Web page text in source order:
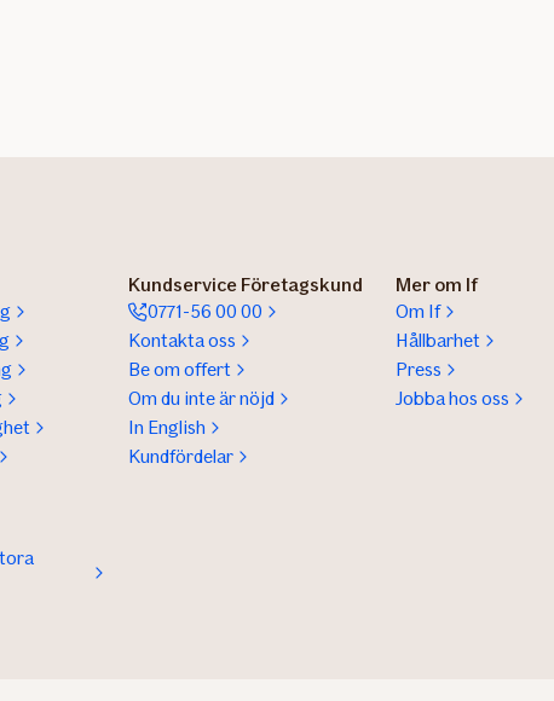
Kundservice Företagskund
0771-56 00 00
Kontakta oss
Be om offert
Om du inte är nöjd
In English
Kundfördelar
Mer om If
Om If
Hållbarhet
Press
Jobba hos oss